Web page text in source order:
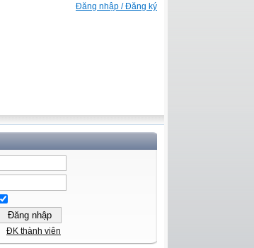
Đăng nhập / Đăng ký
ĐK thành viên